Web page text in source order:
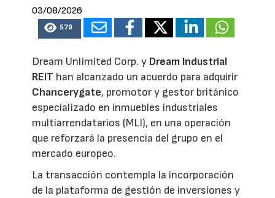
03/08/2026
579
Dream Unlimited Corp. y Dream Industrial
REIT han alcanzado un acuerdo para adquirir
Chancerygate, promotor y gestor británico
especializado en inmuebles industriales
multiarrendatarios (MLI), en una operación
que reforzará la presencia del grupo en el
mercado europeo.
La transacción contempla la incorporación
de la plataforma de gestión de inversiones y